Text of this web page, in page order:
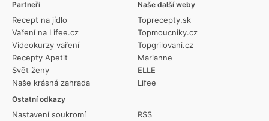
Partneři
Recept na jídlo
Vaření na Lifee.cz
Videokurzy vaření
Recepty Apetit
Svět ženy
Naše krásná zahrada
Ostatní odkazy
Nastavení soukromí
RSS
Naše další weby
Toprecepty.sk
Topmoucniky.cz
Topgrilovani.cz
Marianne
ELLE
Lifee